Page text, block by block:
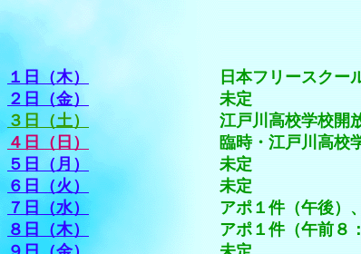
１日（木）
日本フリースクール協会理
２日（金）
未定
３日（土）江戸川高校学校開放「蓮葉
４日（日）
臨時・江戸川高校学校開放
５日（月）
未定
６日（火）
未定
７日（水）
アポ１件（午後）、アポ１
８日（木）
アポ１件（午前８：３０～